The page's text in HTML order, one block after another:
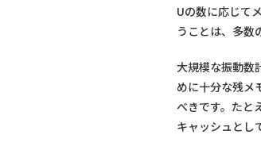
Uの数に応じて
うことは、多数
大規模な振動数
めに十分な残メ
べきです。たと
キャッシュとし